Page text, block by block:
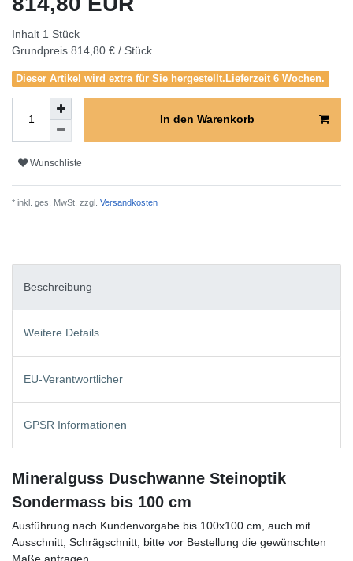
Inhalt 1 Stück
Grundpreis 814,80 € / Stück
Dieser Artikel wird extra für Sie hergestellt.Lieferzeit 6 Wochen.
In den Warenkorb
Wunschliste
* inkl. ges. MwSt. zzgl. Versandkosten
Beschreibung
Weitere Details
EU-Verantwortlicher
GPSR Informationen
Mineralguss Duschwanne Steinoptik
Sondermass bis 100 cm
Ausführung nach Kundenvorgabe bis 100x100 cm, auch mit
Ausschnitt, Schrägschnitt, bitte vor Bestellung die gewünschten